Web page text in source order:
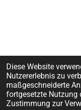
Diese Website
Nutzererlebnis zu
maßgeschneiderte
fortgesetzte Nutzung
Zustimmung zur